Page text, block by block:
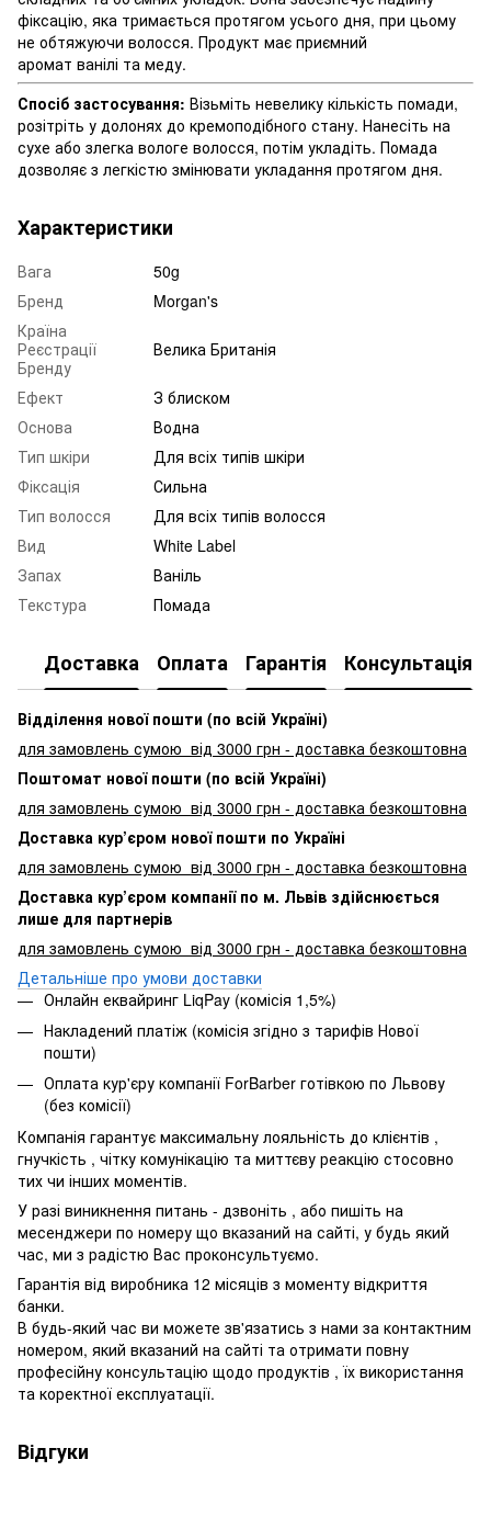
фіксацію, яка тримається протягом усього дня, при цьому
не обтяжуючи волосся. Продукт має приємний
аромат ванілі та меду.
Спосіб застосування: Візьміть невелику кількість помади,
розітріть у долонях до кремоподібного стану. Нанесіть на
сухе або злегка вологе волосся, потім укладіть. Помада
дозволяє з легкістю змінювати укладання протягом дня.
Характеристики
Вага
50g
Бренд
Morgan's
Країна
Реєстрації
Бренду
Велика Британія
Ефект
З блиском
Основа
Водна
Тип шкіри
Для всіх типів шкіри
Фіксація
Сильна
Тип волосся
Для всіх типів волосся
Вид
White Label
Запах
Ваніль
Текстура
Помада
Доставка Оплата Гарантія Консультація
Відділення нової пошти (по всій Україні)
для замовлень сумою від 3000 грн - доставка безкоштовна
Поштомат нової пошти (по всій Україні)
для замовлень сумою від 3000 грн - доставка безкоштовна
Доставка кур’єром нової пошти по Україні
для замовлень сумою від 3000 грн - доставка безкоштовна
Доставка кур’єром компанії по м. Львів здійснюється
лише для партнерів
для замовлень сумою від 3000 грн - доставка безкоштовна
Детальніше про умови доставки
Онлайн еквайринг LiqPay (комісія 1,5%)
Накладений платіж (комісія згідно з тарифів Нової
пошти)
Оплата кур'єру компанії ForBarber готівкою по Львову
(без комісії)
Компанія гарантує максимальну лояльність до клієнтів ,
гнучкість , чітку комунікацію та миттєву реакцію стосовно
тих чи інших моментів.
У разі виникнення питань - дзвоніть , або пишіть на
месенджери по номеру що вказаний на сайті, у будь який
час, ми з радістю Вас проконсультуємо.
Гарантія від виробника 12 місяців з моменту відкриття
банки.
В будь-який час ви можете зв'язатись з нами за контактним
номером, який вказаний на сайті та отримати повну
професійну консультацію щодо продуктів , їх використання
та коректної експлуатації.
Відгуки